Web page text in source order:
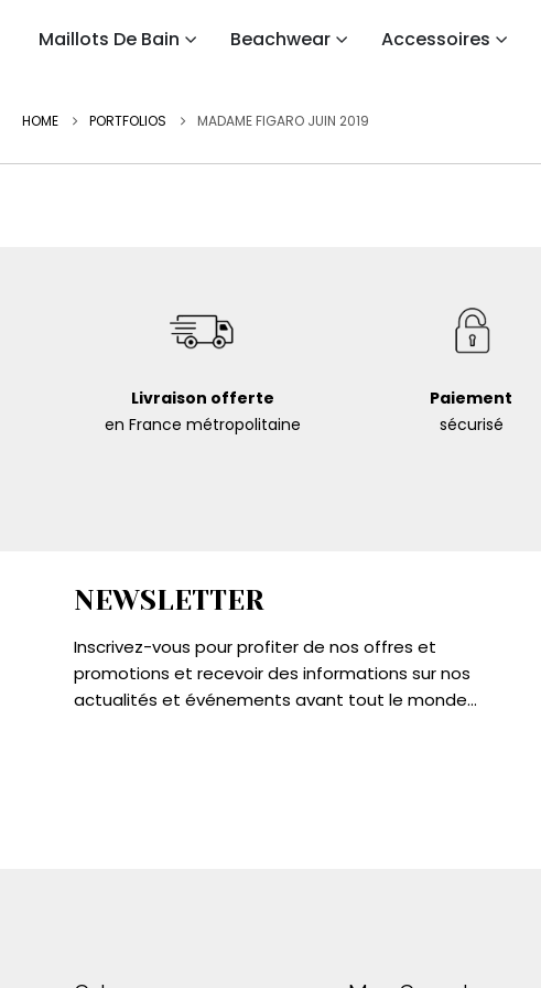
Maillots De Bain Beachwear Accessoires
HOME PORTFOLIOS MADAME FIGARO JUIN 2019
Livraison offerte
en France métropolitaine
Paiement
sécurisé
NEWSLETTER
Inscrivez-vous pour profiter de nos offres et
promotions et recevoir des informations sur nos
actualités et événements avant tout le monde...